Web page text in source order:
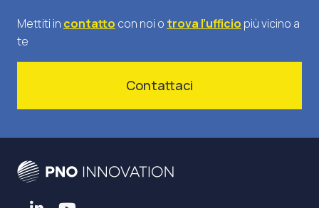
Mettiti in contatto con noi o trova l’ufficio più vicino a
te
Contattaci